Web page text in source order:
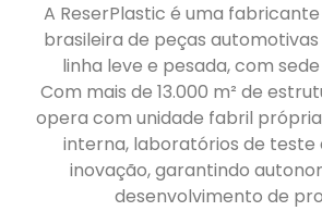
A ReserPlastic é uma
brasileira de peças
linha leve e pesada, com
Com mais de 13.000 m² de
opera com unidade fabril
interna, laboratórios de teste
inovação, garantindo
desenvolvimento de